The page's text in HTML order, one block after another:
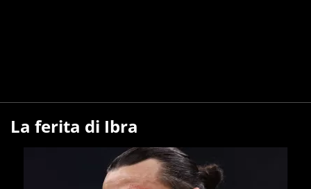
La ferita di Ibra